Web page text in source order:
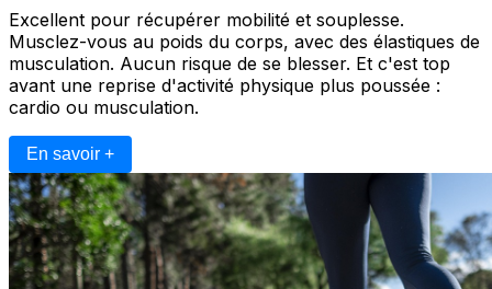
Excellent pour récupérer mobilité et souplesse.
Musclez-vous au poids du corps, avec des élastiques de
musculation. Aucun risque de se blesser. Et c'est top
avant une reprise d'activité physique plus poussée :
cardio ou musculation.
En savoir +